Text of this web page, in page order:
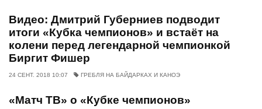
Видео: Дмитрий Губерниев подводит
итоги «Кубка чемпионов» и встаёт на
колени перед легендарной чемпионкой
Биргит Фишер
24 СЕНТ. 2018 10:07 ГРЕБЛЯ НА БАЙДАРКАХ И КАНОЭ
«Матч ТВ» о «Кубке чемпионов»